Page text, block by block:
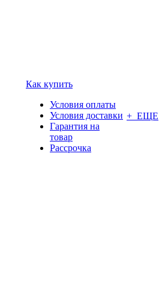
Как купить
Условия оплаты
Условия доставки
Гарантия на
товар
Рассрочка
+ ЕЩЕ